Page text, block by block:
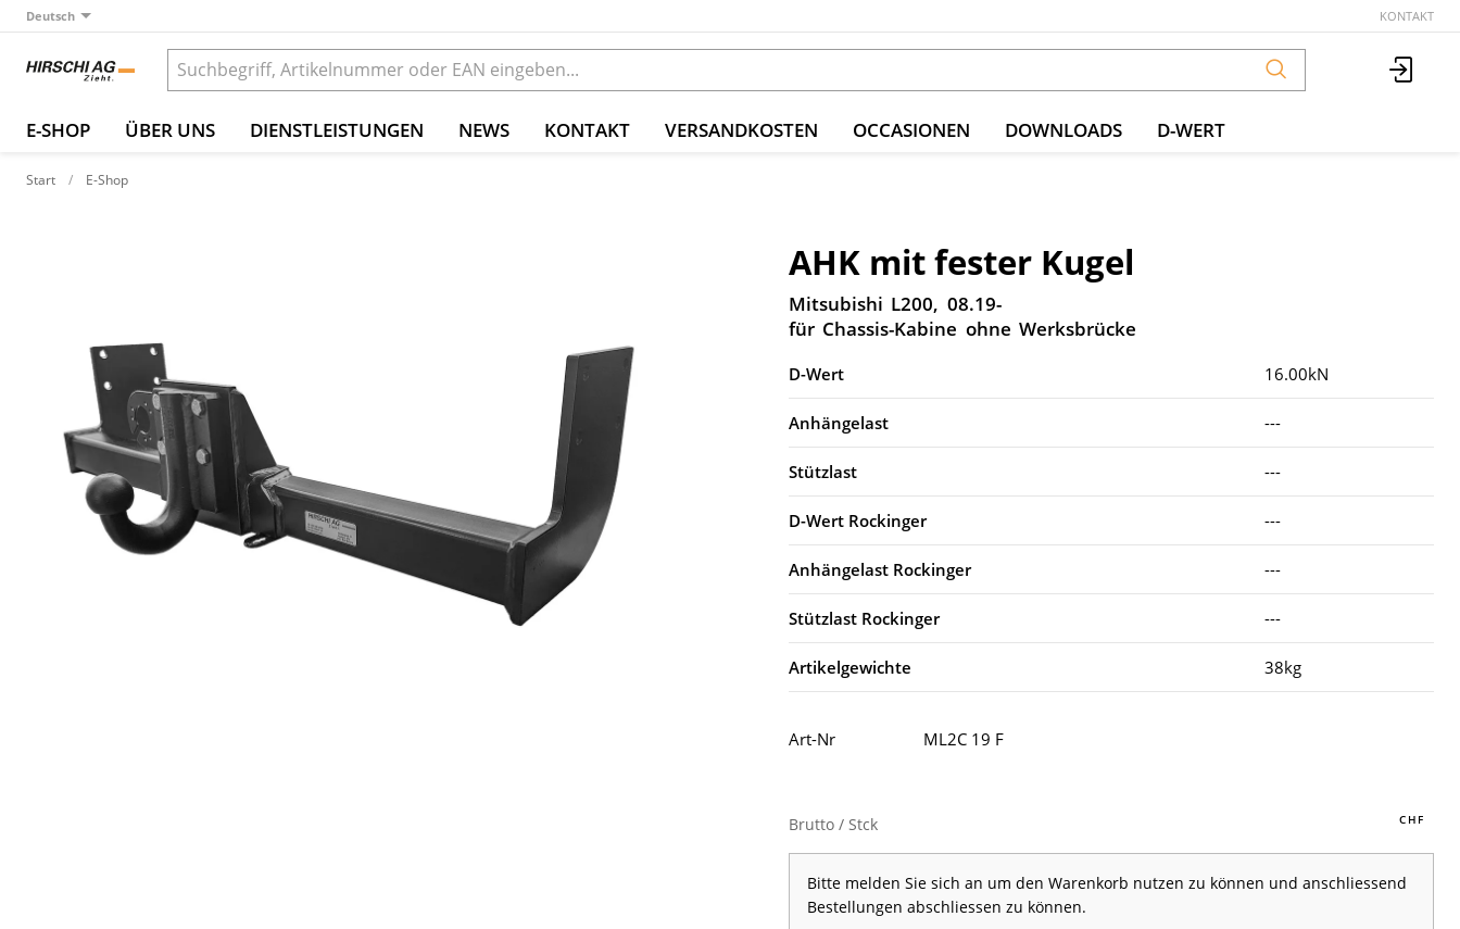
Deutsch KONTAKT
E-SHOP ÜBER UNS DIENSTLEISTUNGEN NEWS KONTAKT VERSANDKOSTEN OCCASIONEN DOWNLOADS D-WERT
Start E-Shop
AHK mit fester Kugel
Mitsubishi L200, 08.19-
für Chassis-Kabine ohne Werksbrücke
D-Wert 16.00kN
Anhängelast ---
Stützlast ---
D-Wert Rockinger ---
Anhängelast Rockinger ---
Stützlast Rockinger ---
Artikelgewichte 38kg
Brutto / Stck
Bitte melden Sie sich an um den Warenkorb nutzen zu können und anschliessend
Bestellungen abschliessen zu können.
Art-Nr ML2C 19 F